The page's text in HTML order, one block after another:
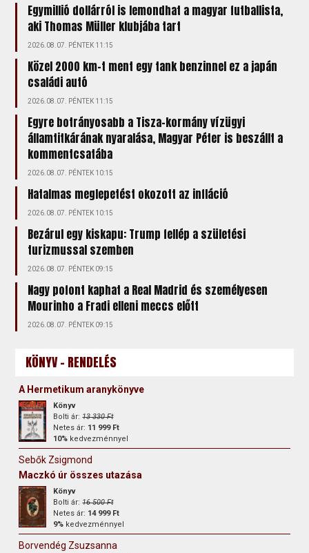
Egymillió dollárról is lemondhat a magyar futballista,
aki Thomas Müller klubjába tart
2026.08.07. PÉNTEK 11:15
Közel 2000 km-t ment egy tank benzinnel ez a japán
családi autó
2026.08.07. PÉNTEK 11:15
Egyre botrányosabb a Tisza-kormány vízügyi
államtitkárának nyaralása, Magyar Péter is beszállt a
kommentcsatába
2026.08.07. PÉNTEK 10:15
Hatalmas meglepetést okozott az infláció
2026.08.07. PÉNTEK 10:15
Bezárul egy kiskapu: Trump fellép a születési
turizmussal szemben
2026.08.07. PÉNTEK 09:15
Nagy pofont kaphat a Real Madrid és személyesen
Mourinho a Fradi elleni meccs előtt
2026.08.07. PÉNTEK 09:15
KÖNYV - RENDELÉS
A Hermetikum aranykönyve
Könyv
Bolti ár:13 330 Ft
Netes ár: 11 999 Ft
10% kedvezménnyel
Sebők Zsigmond
Maczkó úr összes utazása
Könyv
Bolti ár:16 500 Ft
Netes ár: 14 999 Ft
9% kedvezménnyel
Borvendég Zsuzsanna